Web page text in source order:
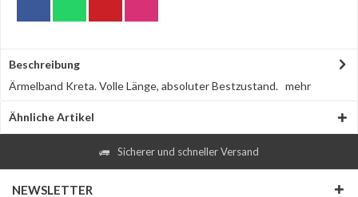
Beschreibung
Ärmelband Kreta. Volle Länge, absoluter Bestzustand. mehr
Ähnliche Artikel
Sicherer und schneller Versand
NEWSLETTER